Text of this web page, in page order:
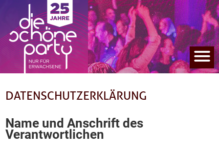
DATENSCHUTZERKLÄRUNG
Name und Anschrift des
Verantwortlichen